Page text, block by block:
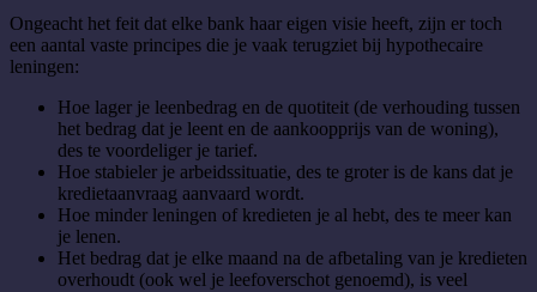
Ongeacht het feit dat elke bank haar eigen visie heeft, zijn er toch
een aantal vaste principes die je vaak terugziet bij hypothecaire
leningen:
Hoe lager je leenbedrag en de quotiteit (de verhouding tussen
het bedrag dat je leent en de aankoopprijs van de woning),
des te voordeliger je tarief.
Hoe stabieler je arbeidssituatie, des te groter is de kans dat je
kredietaanvraag aanvaard wordt.
Hoe minder leningen of kredieten je al hebt, des te meer kan
je lenen.
Het bedrag dat je elke maand na de afbetaling van je kredieten
overhoudt (ook wel je leefoverschot genoemd), is veel